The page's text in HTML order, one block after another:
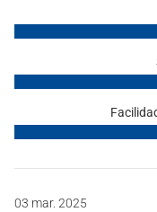
03 mar. 2025